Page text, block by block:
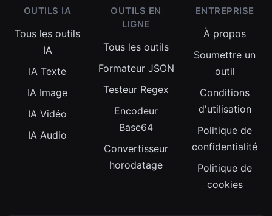
OUTILS IA
Tous les outils
IA
IA Texte
IA Image
IA Vidéo
IA Audio
OUTILS EN
LIGNE
Tous les outils
Formateur JSON
Testeur Regex
Encodeur
Base64
Convertisseur
horodatage
ENTREPRISE
À propos
Soumettre un
outil
Conditions
d'utilisation
Politique de
confidentialité
Politique de
cookies